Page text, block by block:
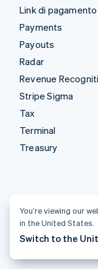
Link di pagamento
Payments
Payouts
Radar
Revenue
Stripe Sigma
Tax
Terminal
Treasury
You’re viewing our
in the United States.
Switch to the